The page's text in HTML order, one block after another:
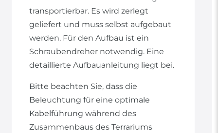
transportierbar. Es wird zerlegt
geliefert und muss selbst aufgebaut
werden. Für den Aufbau ist ein
Schraubendreher notwendig. Eine
detaillierte Aufbauanleitung liegt bei.
Bitte beachten Sie, dass die
Beleuchtung für eine optimale
Kabelführung während des
Zusammenbaus des Terrariums